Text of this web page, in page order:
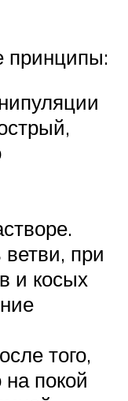
принципы:
при
и косых
того,
покой